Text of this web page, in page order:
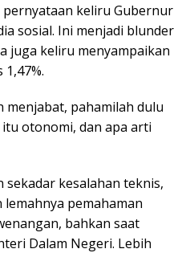
keliru Gubernur
sosial. Ini menjadi blunder
juga keliru menyampaikan
menjabat, pahamilah dulu
otonomi, dan apa arti
kesalahan teknis,
pemahaman
bahkan saat
Dalam Negeri. Lebih